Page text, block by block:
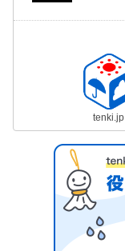
tenki.jp